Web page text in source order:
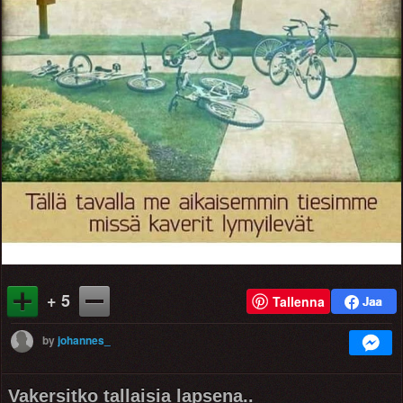
+ 5 Tallenna
byjohannes_
Vakersitko tallaisia lapsena..